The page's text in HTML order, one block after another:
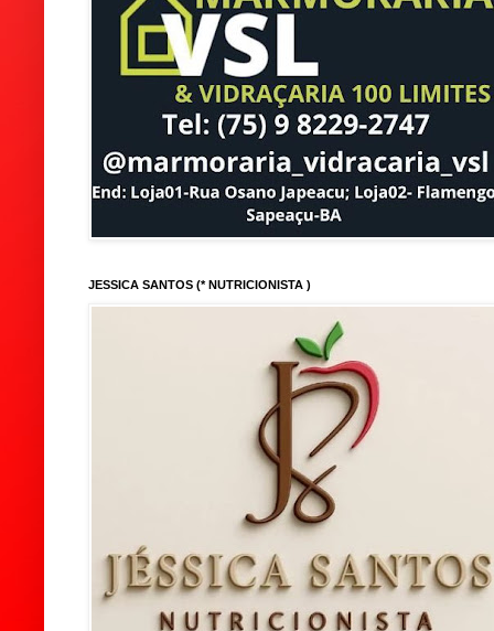
JESSICA SANTOS (* NUTRICIONISTA )